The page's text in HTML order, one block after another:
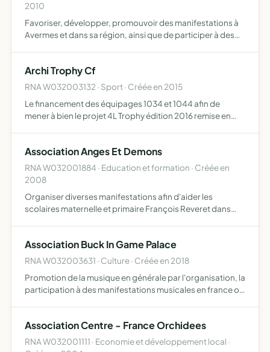
2010
Favoriser, développer, promouvoir des manifestations à
Avermes et dans sa région, ainsi que de participer à des
Archi Trophy Cf
RNA W032003132 · Sport · Créée en 2015
Le financement des équipages 1034 et 1044 afin de
mener à bien le projet 4L Trophy édition 2016 remise en
Association Anges Et Demons
RNA W032001884 · Education et formation · Créée en
2008
Organiser diverses manifestations afin d'aider les
scolaires maternelle et primaire François Reveret dans
Association Buck In Game Palace
RNA W032003631 · Culture · Créée en 2018
Promotion de la musique en générale par l'organisation, la
participation à des manifestations musicales en france ou
Association Centre - France Orchidees
RNA W032001111 · Economie et développement local ·